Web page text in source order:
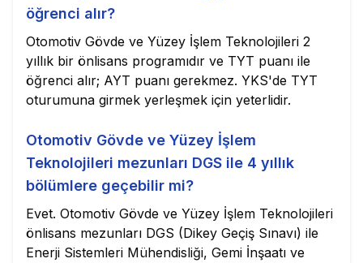
öğrenci alır?
Otomotiv Gövde ve Yüzey İşlem Teknolojileri 2
yıllık bir önlisans programıdır ve TYT puanı ile
öğrenci alır; AYT puanı gerekmez. YKS'de TYT
oturumuna girmek yerleşmek için yeterlidir.
Otomotiv Gövde ve Yüzey İşlem
Teknolojileri mezunları DGS ile 4 yıllık
bölümlere geçebilir mi?
Evet. Otomotiv Gövde ve Yüzey İşlem Teknolojileri
önlisans mezunları DGS (Dikey Geçiş Sınavı) ile
Enerji Sistemleri Mühendisliği, Gemi İnşaatı ve